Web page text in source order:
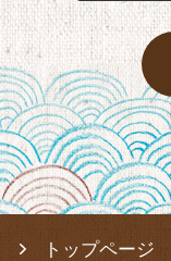
トップページ